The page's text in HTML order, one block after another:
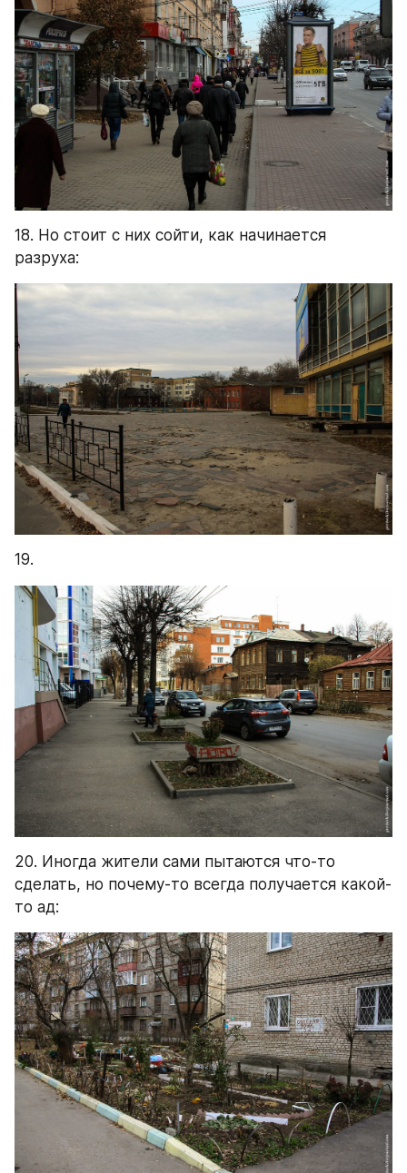
18. Но стоит с них сойти, как начинается
разруха:
19.
20. Иногда жители сами пытаются что-то
сделать, но почему-то всегда получается какой-
то ад: